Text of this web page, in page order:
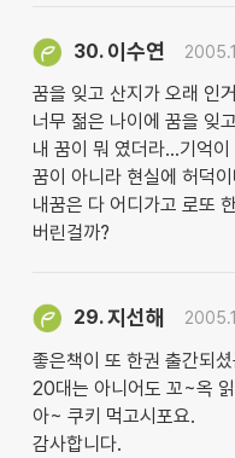
30. 이수연
꿈을 잊고 산지가 오래 인
너무 젊은 나이에 꿈을 잊
내 꿈이 뭐 였더라...기억이
꿈이 아니라 현실에 허덕
내꿈은 다 어디가고 로또
버린걸까?
29.지선해
좋은책이 또 한권 출간되
20대는 아니어도 꼬~옥
아~ 쿠키 먹고시포요.
감사합니다.